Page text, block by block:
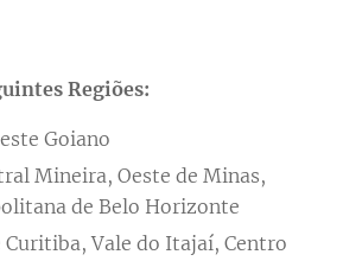
Regiões:
Goiano
Mineira, Oeste de Minas,
de Belo Horizonte
Vale do Itajaí, Centro